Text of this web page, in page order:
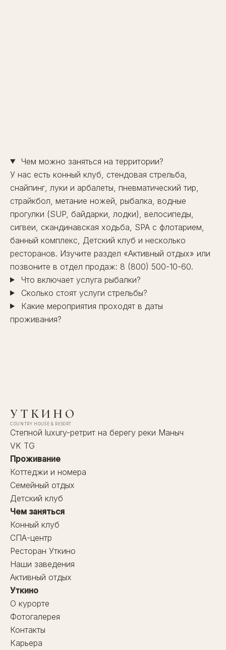
Чем можно заняться на территории?
У нас есть конный клуб, стендовая стрельба,
снайпинг, луки и арбалеты, пневматический тир,
страйкбол, метание ножей, рыбалка, водные
прогулки (SUP, байдарки, лодки), велосипеды,
сигвеи, скандинавская ходьба, SPA с флотарием,
банный комплекс
Детский клуб и несколько
ресторанов. Изучите раздел «Активный отдых» или
позвоните в отдел продаж: 8 (800) 500-10-60.
Что включает услуга рыбалки?
Сколько стоят услуги стрельбы?
Какие мероприятия проходят в даты
проживания?
УТКИНО
COUNTRY HOUSE & RESORT
Степной luxury-ретрит на берегу реки Маныч
VK TG
Проживание
Коттеджи и номера
Семейный отдых
Детский клуб
Чем заняться
Конный клуб
СПА-центр
Ресторан Уткино
Наши заведения
Активный отдых
Уткино
О курорте
Фотогалерея
Контакты
Карьера